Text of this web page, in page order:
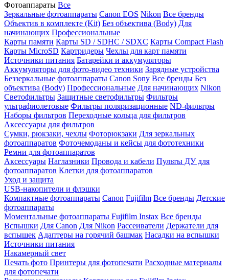
Фотоаппараты Все
Зеркальные фотоаппараты Canon EOS Nikon Все бренды
Объектив в комплекте (Kit) Без объектива (Body) Для
начинающих Профессиональные
Карты памяти Карты SD / SDHC / SDXC Карты Compact Flash
Карты MicroSD Картридеры Чехлы для карт памяти
Источники питания Батарейки и аккумуляторы
Аккумуляторы для фото-видео техники Зарядные устройства
Беззеркальные фотоаппараты Canon Sony Все бренды Без
объектива (Body) Профессиональные Для начинающих Nikon
Светофильтры Защитные светофильтры Фильтры
ультрафиолетовые Фильтры поляризационные ND-фильтры
Наборы фильтров Переходные кольца для фильтров
Аксессуары для фильтров
Сумки, рюкзаки, чехлы Фоторюкзаки Для зеркальных
фотоаппаратов Фоточемоданы и кейсы для фототехники
Ремни для фотоаппаратов
Аксессуары Наглазники Провода и кабели Пульты ДУ для
фотоаппаратов Клетки для фотоаппаратов
Уход и защита
USB-накопители и флэшки
Компактные фотоаппараты Canon Fujifilm Все бренды Детские
фотоаппараты
Моментальные фотоаппараты Fujifilm Instax Все бренды
Вспышки Для Canon Для Nikon Рассеиватели Держатели для
вспышек Адаптеры на горячий башмак Насадки на вспышки
Источники питания
Накамерный свет
Печать фото Принтеры для фотопечати Расходные материалы
для фотопечати